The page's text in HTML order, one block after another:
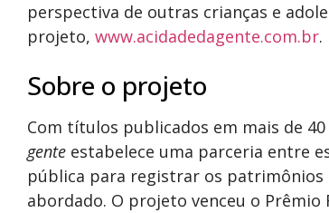
perspectiva de outras crianças e
projeto, www.acidadedagente.com.br.
Sobre o projeto
Com títulos publicados em mais de
gente estabelece uma parceria entre
pública para registrar os
abordado. O projeto venceu o